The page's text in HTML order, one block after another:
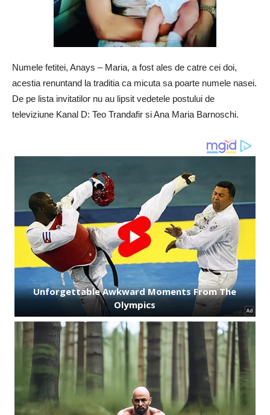
Numele fetitei, Anays – Maria, a fost ales de catre cei doi,
acestia renuntand la traditia ca micuta sa poarte numele nasei.
De pe lista invitatilor nu au lipsit vedetele postului de
televiziune Kanal D: Teo Trandafir si Ana Maria Barnoschi.